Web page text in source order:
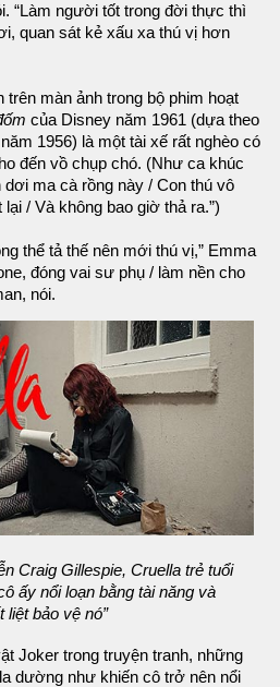
“Làm người tốt trong đời thực thì
quan sát kẻ xấu xa thú vị hơn
trên màn ảnh trong bộ phim hoạt
của Disney năm 1961 (dựa theo
1956) là một tài xế rất nghèo có
đến vồ chụp chó. (Như ca khúc
dơi ma cà rồng này / Con thú vô
/ Và không bao giờ thả ra.”)
thể tả thế nên mới thú vị,” Emma
đóng vai sư phụ / làm nền cho
nói.
Craig Gillespie, Cruella trẻ tuổi
ấy nổi loạn bằng tài năng và
liệt bảo vệ nó”
Joker trong truyện tranh, những
dường như khiến cô trở nên nổi